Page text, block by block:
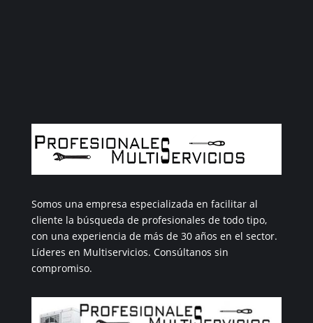
Somos una empresa especializada en facilitar al
cliente la búsqueda de profesionales de todo tipo,
con una experiencia de más de 30 años en el sector.
Líderes en Multiservicios. Consúltanos sin
compromiso.